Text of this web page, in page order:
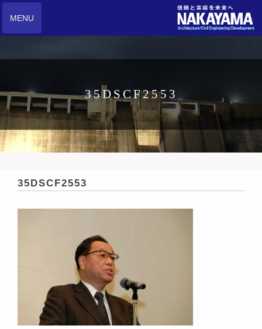
MENU
35DSCF2553
35DSCF2553